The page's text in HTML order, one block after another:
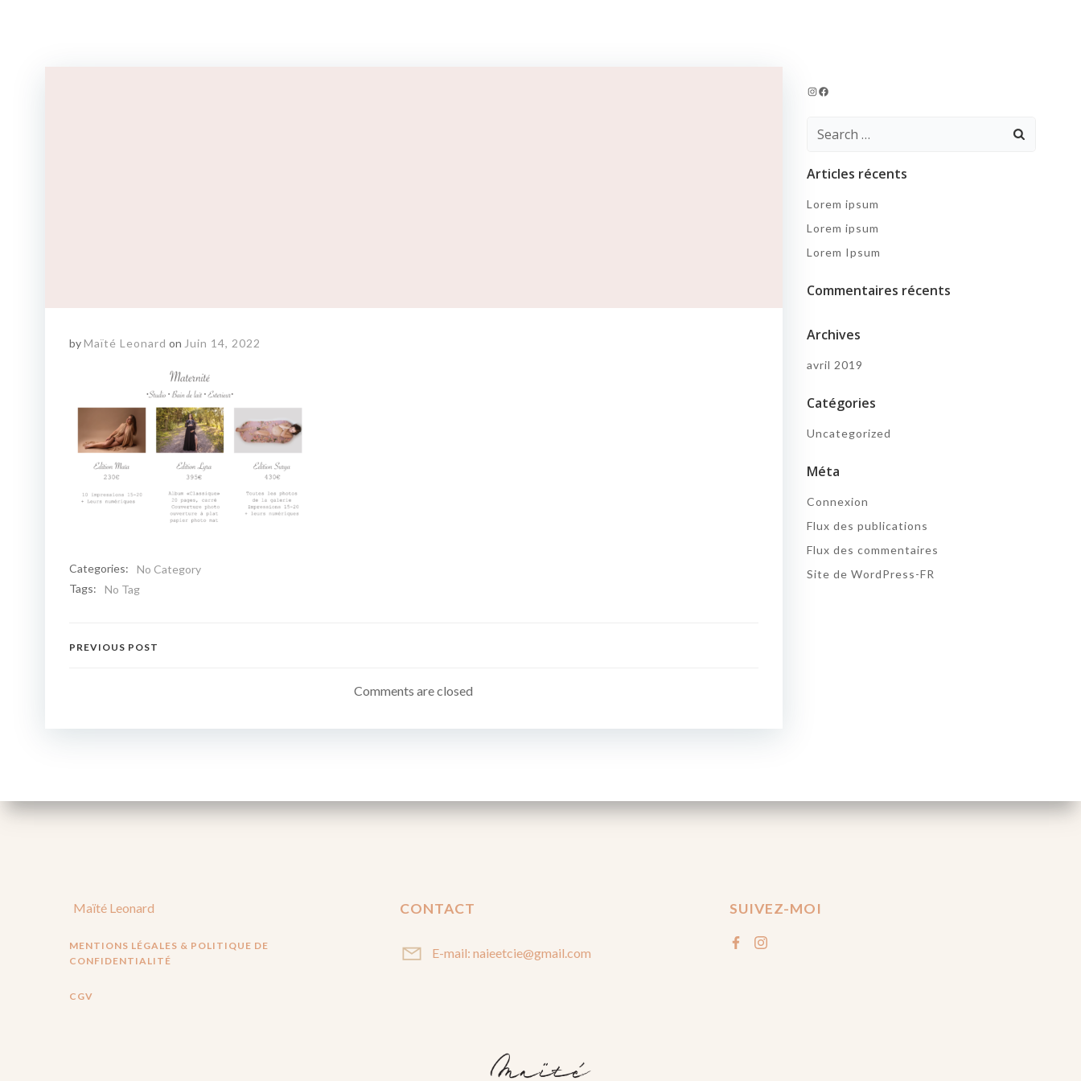
byMaïté Leonard on Juin 14, 2022
Categories:
No Category
Tags:
No Tag
Navigation
l’article
PREVIOUS POST
Comments are closed
Instagram
Facebook
Search
Articles récents
Lorem ipsum
Lorem ipsum
Lorem Ipsum
Commentaires récents
Archives
avril 2019
Catégories
Uncategorized
Méta
Connexion
Flux des publications
Flux des commentaires
Site de WordPress-FR
Maïté Leonard
MENTIONS LÉGALES & POLITIQUE DE
CONFIDENTIALITÉ
CGV
CONTACT
E-mail: naieetcie@gmail.com
SUIVEZ-MOI